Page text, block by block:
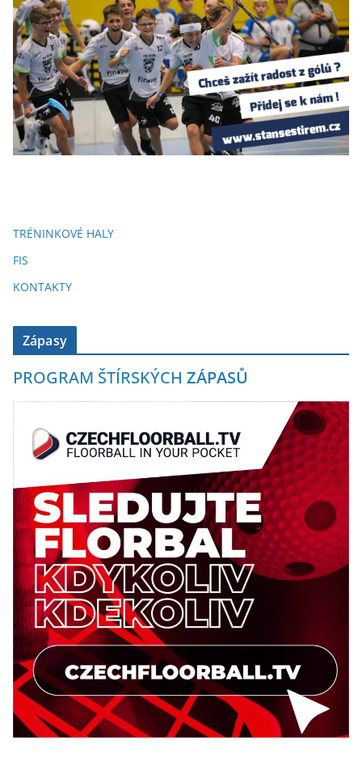
TRÉNINKOVÉ HALY
FIS
KONTAKTY
Zápasy
PROGRAM ŠTÍRSKÝCH ZÁPASŮ